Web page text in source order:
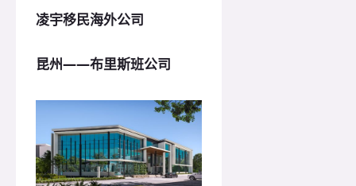
凌宇移民海外公司
昆州——布里斯班公司